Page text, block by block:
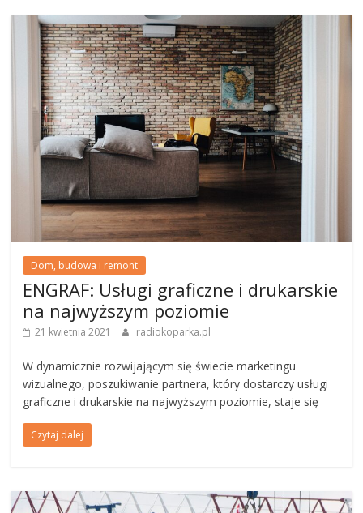
Dom, budowa i remont
ENGRAF: Usługi graficzne i drukarskie
na najwyższym poziomie
21 kwietnia 2021 radiokoparka.pl
W dynamicznie rozwijającym się świecie marketingu
wizualnego, poszukiwanie partnera, który dostarczy usługi
graficzne i drukarskie na najwyższym poziomie, staje się
Czytaj dalej